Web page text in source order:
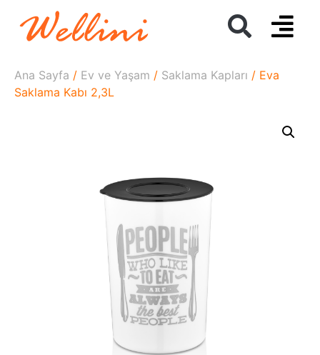
Ana Sayfa / Ev ve Yaşam / Saklama Kapları / Eva
Saklama Kabı 2,3L